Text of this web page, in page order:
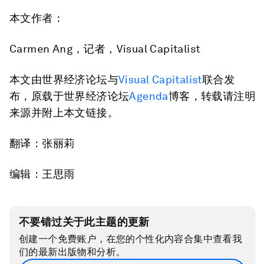
本文作者：
Carmen Ang，记者，Visual Capitalist
本文由世界经济论坛与Visual Capitalist联合发
布，原载于世界经济论坛Agenda博客，转载请注明
来源并附上本文链接。
翻译：张丽莉
编辑：王思雨
不要错过关于此主题的更新
创建一个免费账户，在您的个性化内容合集中查看我
们的最新出版物和分析。